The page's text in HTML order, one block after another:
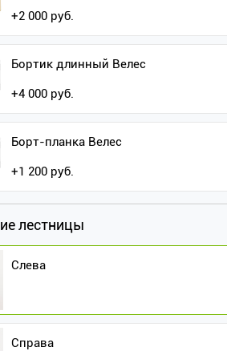
+2 000 руб.
Бортик длинный Велес
+4 000 руб.
Борт-планка Велес
+1 200 руб.
лестницы
Слева
Справа